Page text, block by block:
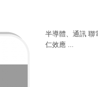
半導體、通訊 聯
仁效應 ...